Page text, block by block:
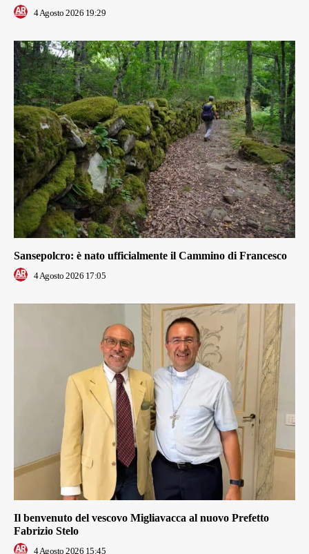
4 Agosto 2026 19:29
Sansepolcro: è nato ufficialmente il Cammino di Francesco
4 Agosto 2026 17:05
Il benvenuto del vescovo Migliavacca al nuovo Prefetto
Fabrizio Stelo
4 Agosto 2026 15:45